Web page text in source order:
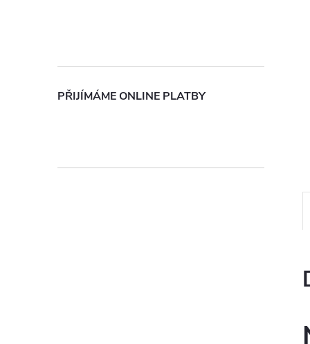
e
PŘIJÍMÁME ONLINE PLATBY